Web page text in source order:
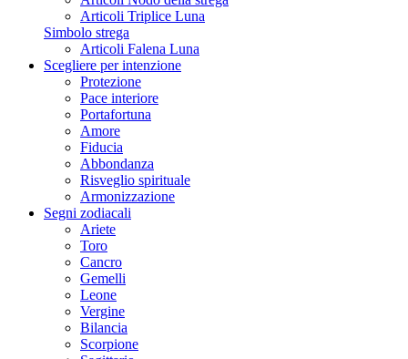
Articoli Triplice Luna
Simbolo strega
Articoli Falena Luna
Scegliere per intenzione
Protezione
Pace interiore
Portafortuna
Amore
Fiducia
Abbondanza
Risveglio spirituale
Armonizzazione
Segni zodiacali
Ariete
Toro
Cancro
Gemelli
Leone
Vergine
Bilancia
Scorpione